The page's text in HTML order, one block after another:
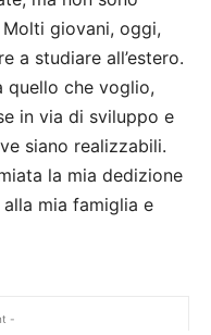
giovani, oggi,
a studiare all’estero.
quello che voglio,
in via di sviluppo e
siano realizzabili.
la mia dedizione
mia famiglia e
-